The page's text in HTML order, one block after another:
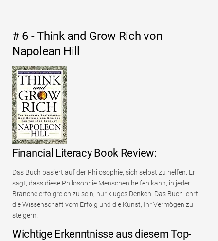
# 6 - Think and Grow Rich von
Napolean Hill
Financial Literacy Book Review:
Das Buch basiert auf der Philosophie, sich selbst zu helfen. Er
sagt, dass diese Philosophie Menschen helfen kann, in jeder
Branche erfolgreich zu sein, nur kluges Denken. Das Buch lehrt
die Wissenschaft vom Erfolg und die Kunst, Ihr Vermögen zu
steigern.
Wichtige Erkenntnisse aus diesem Top-